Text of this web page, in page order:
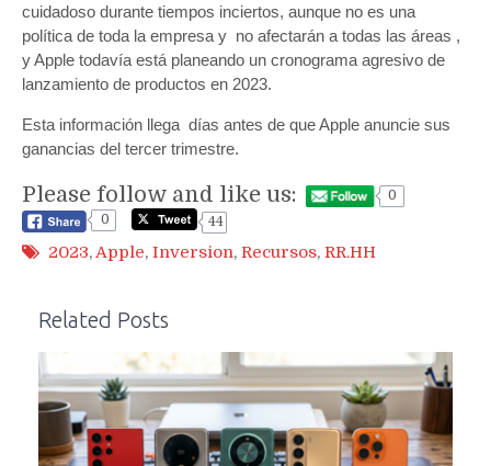
cuidadoso durante tiempos inciertos, aunque no es una
política de toda la empresa y no afectarán a todas las áreas ,
y Apple todavía está planeando un cronograma agresivo de
lanzamiento de productos en 2023.
Esta información llega días antes de que Apple anuncie sus
ganancias del tercer trimestre.
Please follow and like us:
0
0
44
2023,Apple, Inversion, Recursos, RR.HH
Related Posts